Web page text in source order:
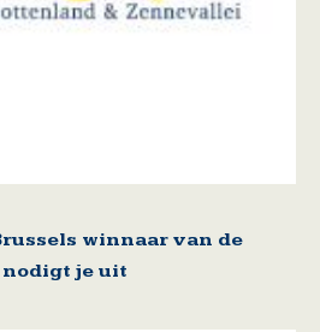
winnaar van de
je uit